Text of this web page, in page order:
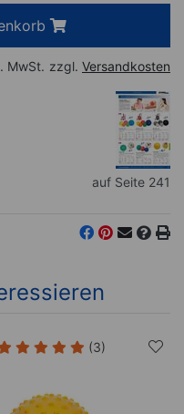
MwSt. zzgl. Versandkosten
auf Seite 241
(3)